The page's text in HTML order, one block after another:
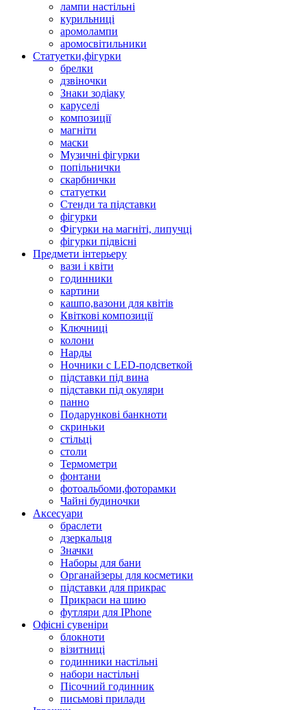
лампи настільні
курильниці
аромолампи
аромосвітильники
Статуетки,фігурки
брелки
дзвіночки
Знаки зодіаку
каруселі
композиції
магніти
маски
Музичні фігурки
попільнички
скарбнички
статуетки
Стенди та підставки
фігурки
Фігурки на магніті, липучці
фігурки підвісні
Предмети інтерьеру
вази і квіти
годинники
картини
кашпо,вазони для квітів
Квіткові композиції
Ключниці
колони
Нарды
Ночники с LED-подсветкой
підставки під вина
підставки під окуляри
панно
Подарункові банкноти
скриньки
стільці
столи
Термометри
фонтани
фотоальбоми,фоторамки
Чайні будиночки
Аксесуари
браслети
дзеркальця
Значки
Наборы для бани
Органайзеры для косметики
підставки для прикрас
Прикраси на шию
футляри для IPhone
Офісні сувеніри
блокноти
візитниці
годинники настільні
набори настільні
Пісочний годинник
письмові прилади